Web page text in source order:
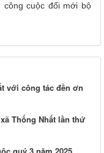
công cuộc đổi mới bộ
với công tác đền ơn
Thống Nhất lần thứ